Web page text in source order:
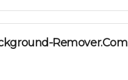
Remover.com